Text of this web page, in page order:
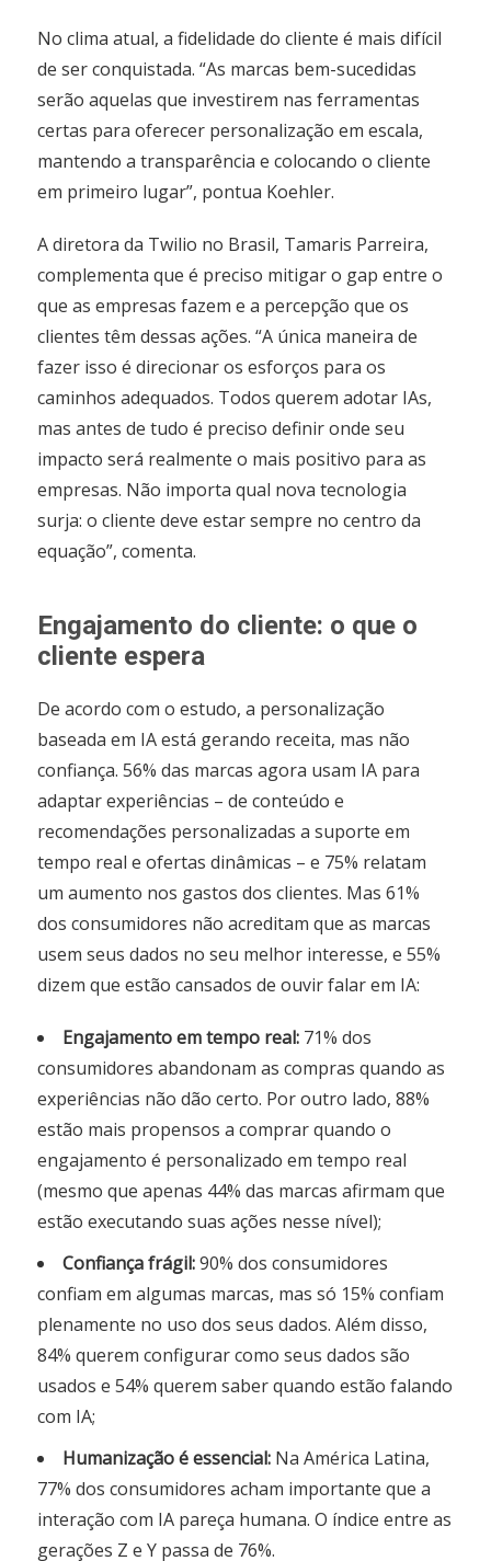
No clima atual, a fidelidade do cliente é mais difícil
de ser conquistada. “As marcas bem-sucedidas
serão aquelas que investirem nas ferramentas
certas para oferecer personalização em escala,
mantendo a transparência e colocando o cliente
em primeiro lugar”, pontua Koehler.
A diretora da Twilio no Brasil, Tamaris Parreira,
complementa que é preciso mitigar o gap entre o
que as empresas fazem e a percepção que os
clientes têm dessas ações. “A única maneira de
fazer isso é direcionar os esforços para os
caminhos adequados. Todos querem adotar IAs,
mas antes de tudo é preciso definir onde seu
impacto será realmente o mais positivo para as
empresas. Não importa qual nova tecnologia
surja: o cliente deve estar sempre no centro da
equação”, comenta.
Engajamento do cliente: o que o
cliente espera
De acordo com o estudo, a personalização
baseada em IA está gerando receita, mas não
confiança. 56% das marcas agora usam IA para
adaptar experiências – de conteúdo e
recomendações personalizadas a suporte em
tempo real e ofertas dinâmicas – e 75% relatam
um aumento nos gastos dos clientes. Mas 61%
dos consumidores não acreditam que as marcas
usem seus dados no seu melhor interesse, e 55%
dizem que estão cansados de ouvir falar em IA:
Engajamento em tempo real: 71% dos
consumidores abandonam as compras quando as
experiências não dão certo. Por outro lado, 88%
estão mais propensos a comprar quando o
engajamento é personalizado em tempo real
(mesmo que apenas 44% das marcas afirmam que
estão executando suas ações nesse nível);
Confiança frágil:90% dos consumidores
confiam em algumas marcas, mas só 15% confiam
plenamente no uso dos seus dados. Além disso,
84% querem configurar como seus dados são
usados e 54% querem saber quando estão falando
com IA;
Humanização é essencial: Na América Latina,
77% dos consumidores acham importante que a
interação com IA pareça humana. O índice entre as
gerações Z e Y passa de 76%.